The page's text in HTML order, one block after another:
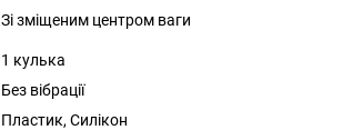
Зі зміщеним центром ваги
1 кулька
Без вібрації
Пластик, Силікон